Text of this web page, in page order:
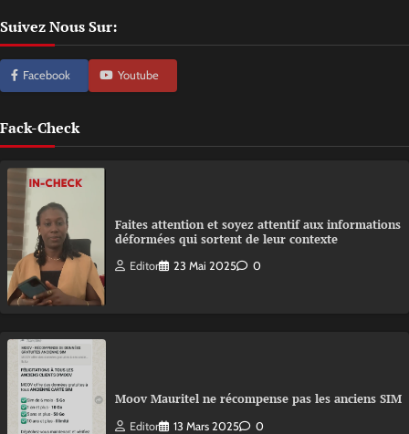
Suivez Nous Sur:
Facebook Youtube
Fack-Check
Faites attention et soyez attentif aux informations
déformées qui sortent de leur contexte
Editor 23 Mai 2025 0
Moov Mauritel ne récompense pas les anciens SIM
Editor 13 Mars 2025 0